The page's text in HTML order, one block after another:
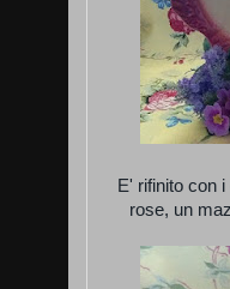
E' rifinito con
rose, un